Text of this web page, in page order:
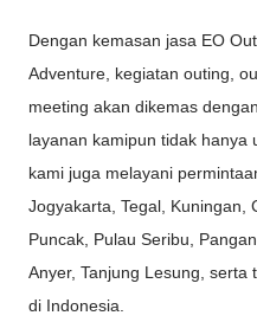
Dengan kemasan jasa EO
Adventure, kegiatan outing,
meeting akan dikemas
layanan kamipun tidak hanya
kami juga melayani
Jogyakarta, Tegal, Kuningan,
Puncak, Pulau Seribu,
Anyer, Tanjung Lesung, serta
di Indonesia.